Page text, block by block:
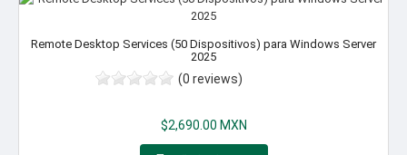
Remote Desktop Services (50 Dispositivos) para Windows Server
2025
(0 reviews)
$2,690.00 MXN